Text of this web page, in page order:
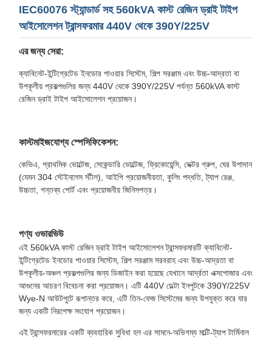
IEC60076 স্ট্যান্ডার্ড সহ 560kVA কাস্ট রেজিন ড্রাই টাইপ
আইসোলেশন ট্রান্সফরমার 440V থেকে 390Y/225V
এর জন্য সেরা:
ক্যাবিনেট-ইন্টিগ্রেটেড ইনডোর পাওয়ার সিস্টেম, শিল্প সরঞ্জাম এবং উচ্চ-আদ্রতা বা
উপকূলীয় প্রকল্পগুলির জন্য 440V থেকে 390Y/225V পর্যন্ত 560kVA কাস্ট
রেজিন ড্রাই টাইপ আইসোলেশন প্রয়োজন।
কাস্টমাইজযোগ্য স্পেসিফিকেশন:
কেভিএ, প্রাথমিক ভোল্টেজ, সেকেন্ডারি ভোল্টেজ, ফ্রিকোয়েন্সি, ভেক্টর গ্রুপ, ঘের উপাদান
(যেমন 304 স্টেইনলেস স্টীল), আইপি প্রয়োজনীয়তা, কুলিং পদ্ধতি, ট্যাপ রেঞ্জ,
উচ্চতা, গন্তব্য পোর্ট এবং প্রয়োজনীয় জিনিসপত্র।
পণ্য ওভারভিউ
এই 560kVA কাস্ট রেজিন ড্রাই টাইপ আইসোলেশন ট্রান্সফরমারটি ক্যাবিনেট-
ইন্টিগ্রেটেড ইনডোর পাওয়ার সিস্টেম, শিল্প সরঞ্জাম সরবরাহ এবং উচ্চ-আদ্রতা বা
উপকূলীয়-অঞ্চল প্রকল্পগুলির জন্য ডিজাইন করা হয়েছে যেখানে আর্দ্রতা এক্সপোজার এবং
আগুনের আচরণ বিবেচনা করা প্রয়োজন। এটি 440V ডেল্টা ইনপুটকে 390Y/225V
Wye-N আউটপুটে রূপান্তর করে, এটি তিন-ফেজ সিস্টেমের জন্য উপযুক্ত করে যার
জন্য একটি নিরপেক্ষ সংযোগ প্রয়োজন।
এই ট্রান্সফরমারের একটি ব্যবহারিক সুবিধা হল এর সামনে-অভিগম্য মাল্টি-ট্যাপ টার্মিনাল